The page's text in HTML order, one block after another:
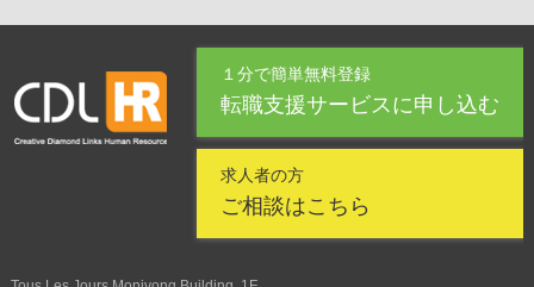
１分で簡単無料登録
転職支援サービスに申し込む
求人者の方
ご相談はこちら